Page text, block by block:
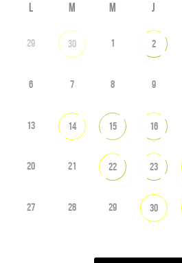
L M M J
29 30 1 2
6 7 8 9
13 14 15 16
20 21 22 23
27 28 29 30